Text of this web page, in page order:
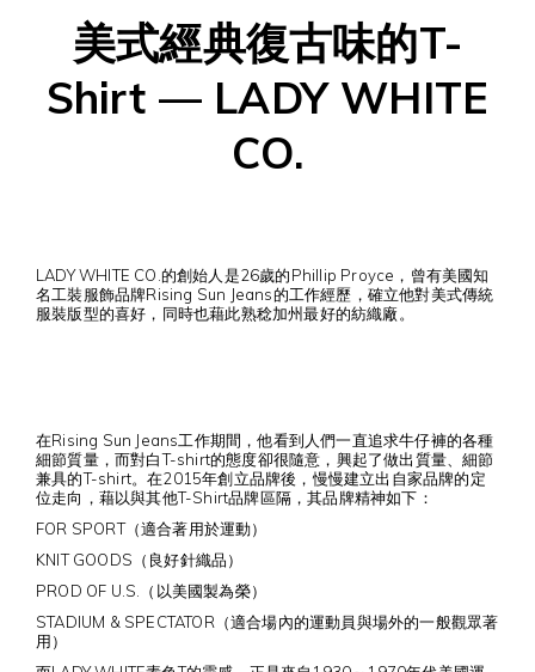
美式經典復古味的T-
Shirt — LADY WHITE
CO.
LADY WHITE CO.的創始人是26歲的Phillip Proyce，曾有美國知
名工裝服飾品牌Rising Sun Jeans的工作經歷，確立他對美式傳統
服裝版型的喜好，同時也藉此熟稔加州最好的紡織廠。
在Rising Sun Jeans工作期間，他看到人們一直追求牛仔褲的各種
細節質量，而對白T-shirt的態度卻很隨意，興起了做出質量、細節
兼具的T-shirt。在2015年創立品牌後，慢慢建立出自家品牌的定
位走向，藉以與其他T-Shirt品牌區隔，其品牌精神如下：
FOR SPORT（適合著用於運動）
KNIT GOODS（良好針織品）
PROD OF U.S.（以美國製為榮）
STADIUM & SPECTATOR（適合場內的運動員與場外的一般觀眾著
用）